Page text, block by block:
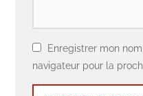
Enregistrer mon
navigateur pour la